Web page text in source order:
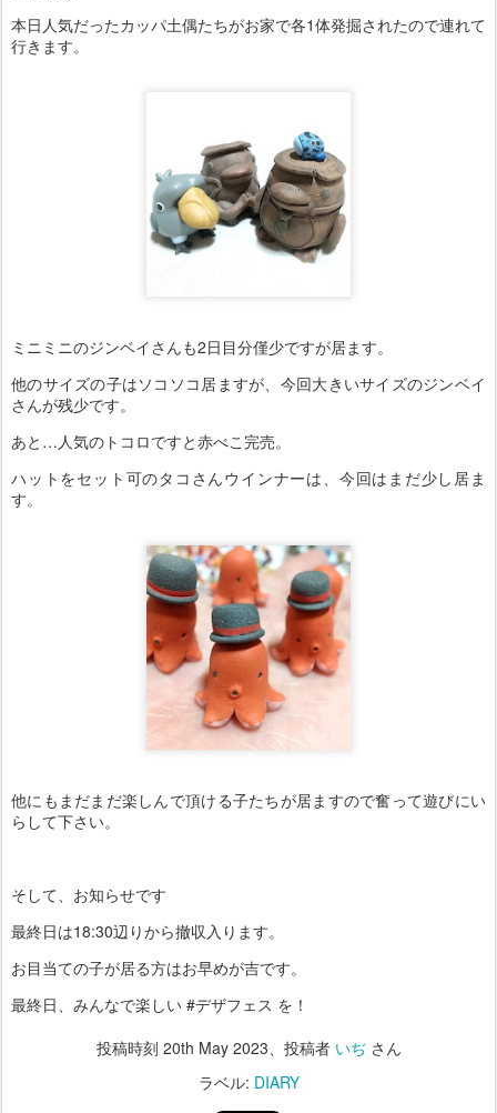
本日人気だったカッパ土偶たちがお家で各1体発掘されたので連れて
行きます。
ミニミニのジンベイさんも2日目分僅少ですが居ます。
他のサイズの子はソコソコ居ますが、今回大きいサイズのジンベイ
さんが残少です。
あと…人気のトコロですと赤べこ完売。
ハットをセット可のタコさんウインナーは、今回はまだ少し居ま
す。
他にもまだまだ楽しんで頂ける子たちが居ますので奮って遊びにい
らして下さい。
そして、お知らせです
最終日は18:30辺りから撤収入ります。
お目当ての子が居る方はお早めが吉です。
最終日、みんなで楽しい #デザフェス を！
投稿時刻 20th May 2023、投稿者 いぢさん
ラベル: DIARY